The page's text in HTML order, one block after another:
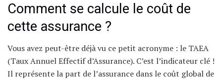
Comment se calcule le coût de
cette assurance ?
Vous avez peut-être déjà vu ce petit acronyme : le TAEA
(Taux Annuel Effectif d’Assurance). C’est l’indicateur clé !
Il représente la part de l’assurance dans le coût global de